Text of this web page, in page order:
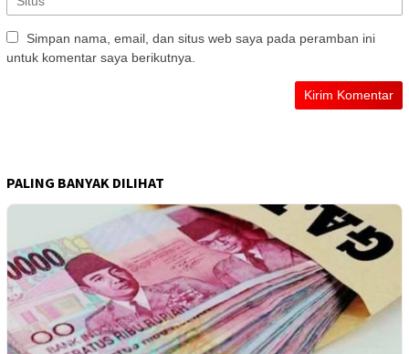
Simpan nama, email, dan situs web saya pada peramban ini
untuk komentar saya berikutnya.
PALING BANYAK DILIHAT